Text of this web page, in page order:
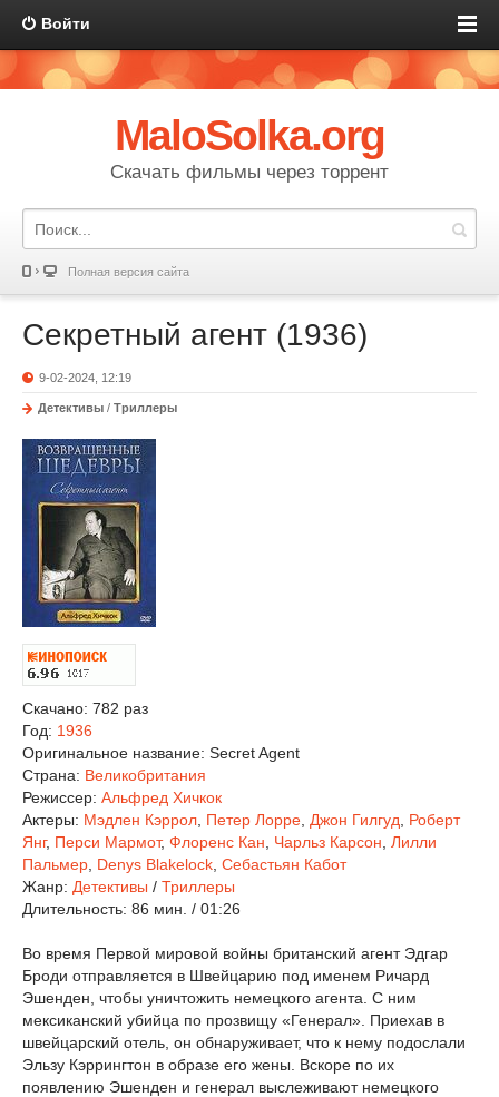
Войти
MaloSolka.org
Скачать фильмы через торрент
Полная версия сайта
Секретный агент (1936)
9-02-2024, 12:19
Детективы / Триллеры
Скачано: 782 раз
Год: 1936
Оригинальное название: Secret Agent
Страна: Великобритания
Режиссер: Альфред Хичкок
Актеры: Мэдлен Кэррол Петер Лорре Джон Гилгуд
Роберт
Янг, Перси Мармот, Флоренс Кан Чарльз Карсон Лилли
Пальмер Denys Blakelock Себастьян Кабот
Жанр: Детективы / Триллеры
Длительность: 86 мин. / 01:26
Во время Первой мировой войны британский агент Эдгар
Броди отправляется в Швейцарию под именем Ричард
Эшенден, чтобы уничтожить немецкого агента. С ним
мексиканский убийца по прозвищу «Генерал». Приехав в
швейцарский отель, он обнаруживает, что к нему подослали
Эльзу Кэррингтон в образе его жены. Вскоре по их
появлению Эшенден и генерал выслеживают немецкого